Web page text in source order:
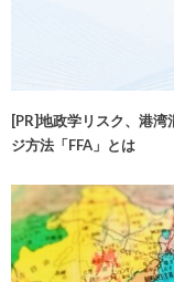
[PR]地政学リスク、港
ジ方法「FFA」とは